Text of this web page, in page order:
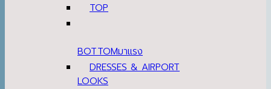
TOP
BOTTOM
DRESSES & AIRPORT
LOOKS